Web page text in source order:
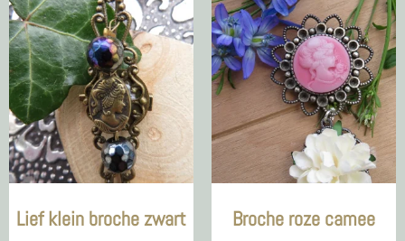
Lief klein broche zwart Broche roze camee